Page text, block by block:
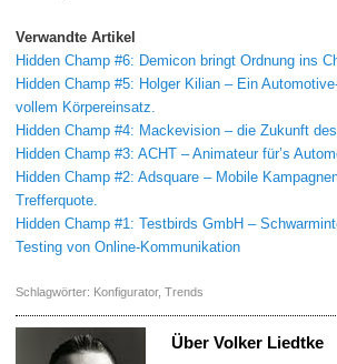
Verwandte Artikel
Hidden Champ #6: Demicon bringt Ordnung ins
Hidden Champ #5: Holger Kilian – Ein
vollem Körpereinsatz.
Hidden Champ #4: Mackevision – die Zukunft
Hidden Champ #3: ACHT – Animateur für’s
Hidden Champ #2: Adsquare – Mobile
Trefferquote.
Hidden Champ #1: Testbirds GmbH –
Testing von Online-Kommunikation
Schlagwörter: Konfigurator, Trends
Über Volker Liedtke